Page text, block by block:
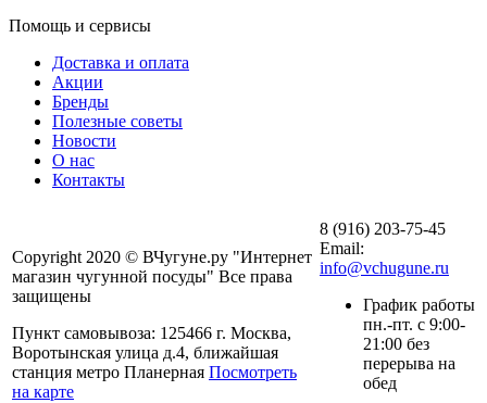
Помощь и сервисы
Доставка и оплата
Акции
Бренды
Полезные советы
Новости
О нас
Контакты
Copyright 2020 © ВЧугуне.ру "Интернет
магазин чугунной посуды" Все права
защищены
Пункт самовывоза: 125466 г. Москва,
Воротынская улица д.4, ближайшая
станция метро Планерная Посмотреть
на карте
8 (916) 203-75-45
Email:
info@vchugune.ru
График работы
пн.-пт. с 9:00-
21:00 без
перерыва на
обед